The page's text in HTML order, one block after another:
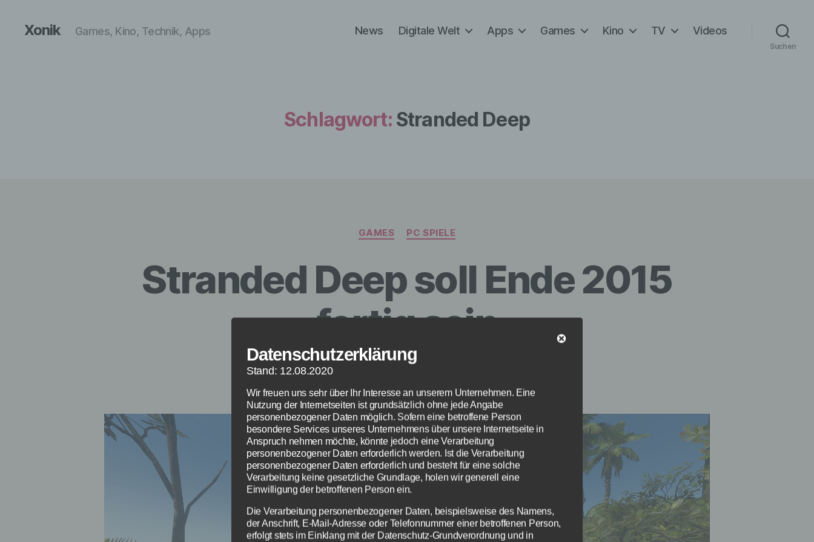
Xonik Games, Kino, Technik, Apps News Digitale Welt Apps Games Kino TV Videos
Suchen
Schlagwort: Stranded Deep
Kategorien
GAMES PC SPIELE
Stranded Deep soll Ende 2015
fertig sein
Beitragsautor
Von
Datenschutzerklärung
Stand: 12.08.2020
Wir freuen uns sehr über Ihr Interesse an unserem Unternehmen. Eine
Nutzung der Internetseiten ist grundsätzlich ohne jede Angabe
personenbezogener Daten möglich. Sofern eine betroffene Person
besondere Services unseres Unternehmens über unsere Internetseite in
Anspruch nehmen möchte, könnte jedoch eine Verarbeitung
personenbezogener Daten erforderlich werden. Ist die Verarbeitung
personenbezogener Daten erforderlich und besteht für eine solche
Verarbeitung keine gesetzliche Grundlage, holen wir generell eine
Einwilligung der betroffenen Person ein.
Die Verarbeitung personenbezogener Daten, beispielsweise des Namens,
der Anschrift, E-Mail-Adresse oder Telefonnummer einer betroffenen Person,
erfolgt stets im Einklang mit der Datenschutz-Grundverordnung und in